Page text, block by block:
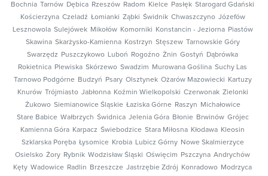
Bochnia Tarnów Dębica Rzeszów Radom Kielce Pasłęk Starogard Gdański
Kościerzyna Czeladź Łomianki Ząbki Świdnik Chwaszczyno Józefów
Lesznowola Sulejówek Mikołów Komorniki Konstancin - Jeziorna
Piastów
Skawina Skarżysko-Kamienna Kostrzyn Stęszew Tarnowskie Góry
Swarzędz
Puszczykowo Luboń Rogoźno Żnin Gostyń
Dąbrówka
Rokietnica Plewiska Skórzewo Swadzim Murowana Goślina Suchy Las
Tarnowo Podgórne
Budzyń Psary Olsztynek Ożarów Mazowiecki
Kartuzy
Knurów Trójmiasto Jabłonna Koźmin Wielkopolski Czerwonak Zielonki
Żukowo Siemianowice Śląskie Łaziska Górne Raszyn
Michałowice
Stare Babice Wałbrzych Świdnica Jelenia Góra Błonie Brwinów Grójec
Kamienna Góra Karpacz Świebodzice Stara Miłosna Kłodawa Kleosin
Szklarska Poręba Łysomice Krobia Lubicz Górny
Nowe Skalmierzyce
Osielsko Żory Rybnik Wodzisław Śląski Oświęcim Pszczyna Andrychów
Kęty Wadowice Radlin Brzeszcze Jastrzębie Zdrój Konradowo Modrzyca